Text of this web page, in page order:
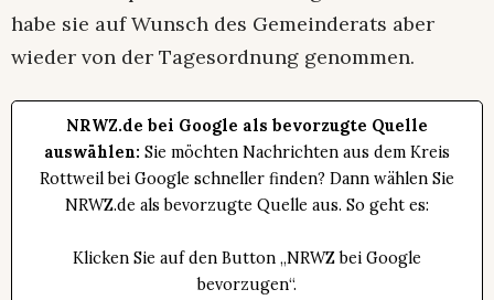
habe sie auf Wunsch des Gemeinderats aber
wieder von der Tagesordnung genommen.
NRWZ.de bei Google als bevorzugte Quelle
auswählen: Sie möchten Nachrichten aus dem Kreis
Rottweil bei Google schneller finden? Dann wählen Sie
NRWZ.de als bevorzugte Quelle aus. So geht es:
Klicken Sie auf den Button „NRWZ bei Google
bevorzugen“.